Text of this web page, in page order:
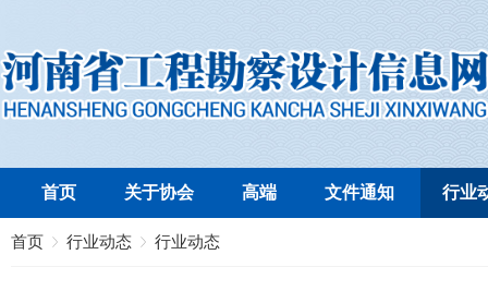
首页 关于协会 高端 文件通知 行业
首页 行业动态 行业动态